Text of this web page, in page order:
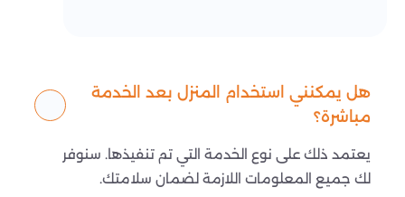
هل يمكنني استخدام المنزل بعد الخدمة
مباشرة؟
يعتمد ذلك على نوع الخدمة التي تم تنفيذها. سنوفر
لك جميع المعلومات اللازمة لضمان سلامتك.